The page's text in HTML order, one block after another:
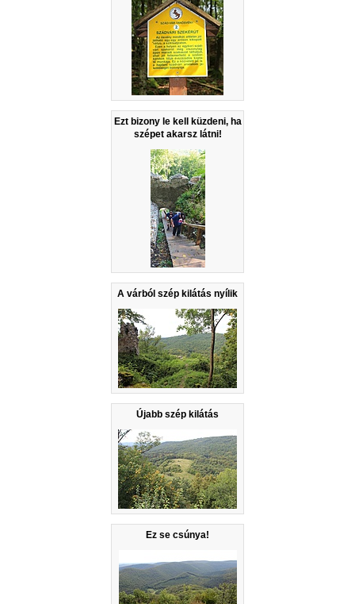
Ezt bizony le kell küzdeni, ha
szépet akarsz látni!
A várból szép kilátás nyílik
Újabb szép kilátás
Ez se csúnya!